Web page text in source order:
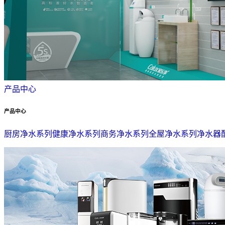
产品中心
产品中心
厨房净水系列 健康净水系列 商务净水系列 全屋净水系列 净水器